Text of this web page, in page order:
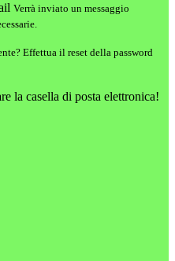
Verrà inviato un messaggio
Effettua il reset della password
la casella di posta elettronica!